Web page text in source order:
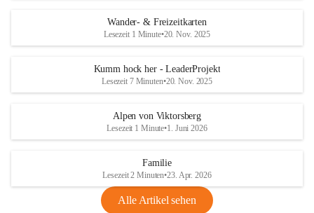
Wander- & Freizeitkarten
Lesezeit 1 Minute•20. Nov. 2025
Kumm hock her - LeaderProjekt
Lesezeit 7 Minuten•20. Nov. 2025
Alpen von Viktorsberg
Lesezeit 1 Minute•1. Juni 2026
Familie
Lesezeit 2 Minuten•23. Apr. 2026
Alle Artikel sehen